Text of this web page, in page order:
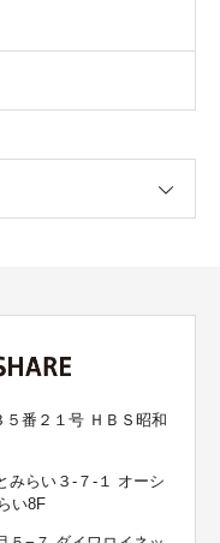
番２１号 ＨＢＳ昭和
みらい３-７-１ オーシ
い8F